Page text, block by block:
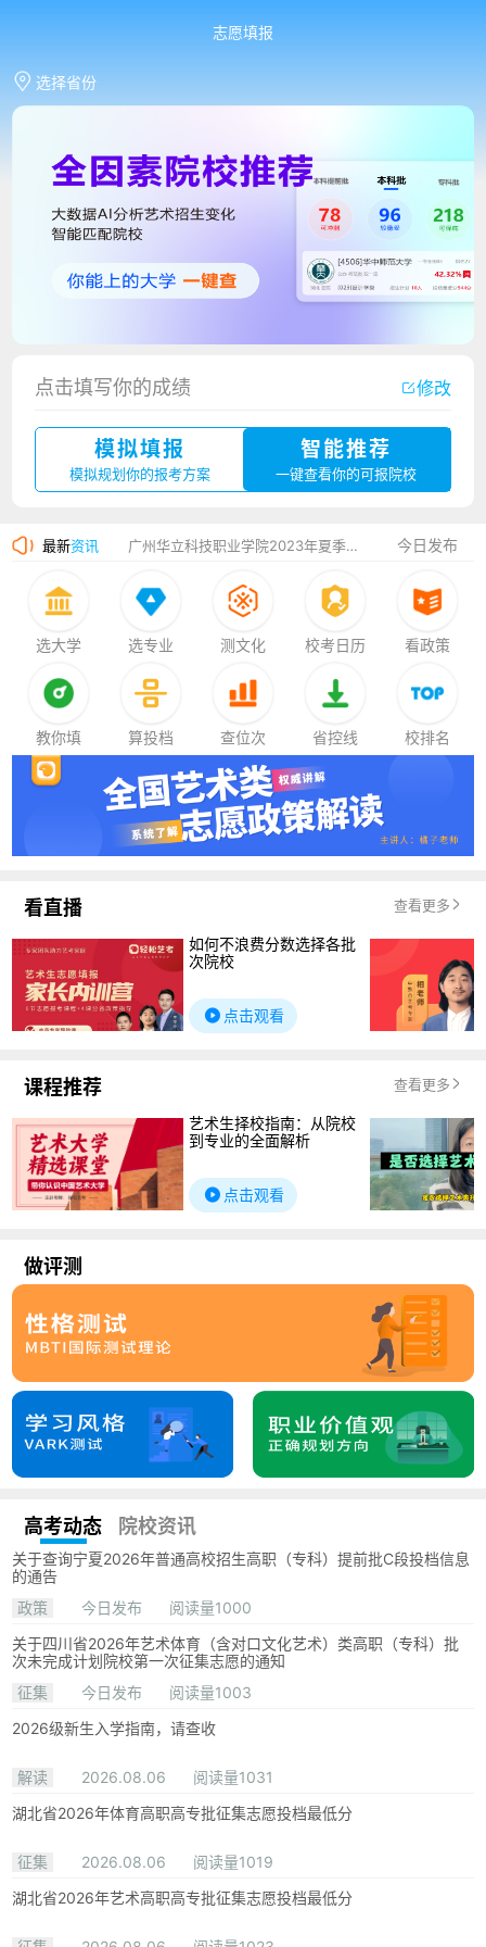
志愿填报
选择省份
点击填写你的成绩 修改
模拟填报
模拟规划你的报考方案
智能推荐
一键查看你的可报院校
最新资讯
香港中文大学（深圳）2023年夏季高考招生简章
广州华立科技职业学院2023年夏季高考招生简章
湛江幼儿师范专科学校2023年夏季高考招生简章
今日发布
选大学 选专业 测文化 校考日历 看政策
教你填 算投档 查位次 省控线 校排名
看直播 查看更多
如何不浪费分数选择各批
次院校
点击观看
课程推荐 查看更多
艺术生择校指南：从院校
到专业的全面解析
点击观看
做评测
高考动态 院校资讯
关于查询宁夏2026年普通高校招生高职（专科）提前批C段投档信息
的通告
政策
今日发布
阅读量1000
关于四川省2026年艺术体育（含对口文化艺术）类高职（专科）批
次未完成计划院校第一次征集志愿的通知
征集
今日发布
阅读量1003
2026级新生入学指南，请查收
解读 2026.08.06
阅读量1031
湖北省2026年体育高职高专批征集志愿投档最低分
征集 2026.08.06
阅读量1019
湖北省2026年艺术高职高专批征集志愿投档最低分